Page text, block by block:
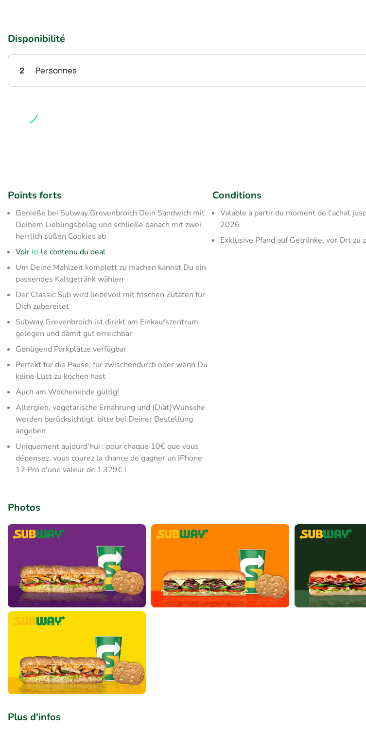
Disponibilité
2 Personnes
Points forts
Genieße bei Subway Grevenbroich Dein Sandwich mit
Deinem Lieblingsbelag und schließe danach mit zwei
herrlich süßen Cookies ab
Voir ici le contenu du deal
Um Deine Mahlzeit komplett zu machen kannst Du ein
passendes Kaltgetränk wählen
Der Classic Sub wird liebevoll mit frischen Zutaten für
Dich zubereitet
Subway Grevenbroich ist direkt am Einkaufszentrum
gelegen und damit gut erreichbar
Genügend Parkplätze verfügbar
Perfekt für die Pause, für zwischendurch oder wenn Du
keine Lust zu kochen hast
Auch am Wochenende gültig!
Allergien, vegetarische Ernährung und (Diät)Wünsche
werden berücksichtigt, bitte bei Deiner Bestellung
angeben
Uniquement aujourd'hui : pour chaque 10€ que vous
dépensez, vous courez la chance de gagner un iPhone
17 Pro d'une valeur de 1 329€ !
Conditions
Valable à partir du moment de l'achat
2026
Exklusive Pfand auf Getränke, vor Ort zu
Photos
Plus d'infos